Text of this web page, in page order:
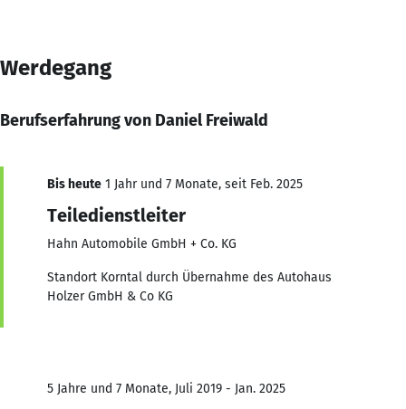
Werdegang
Berufserfahrung von Daniel Freiwald
Bis heute 1 Jahr und 7 Monate, seit Feb. 2025
Teiledienstleiter
Hahn Automobile GmbH + Co. KG
Standort Korntal durch Übernahme des Autohaus
Holzer GmbH & Co KG
5 Jahre und 7 Monate, Juli 2019 - Jan. 2025